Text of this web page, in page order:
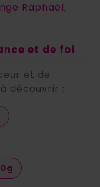
Raphaël,
et de foi
et de
découvrir :